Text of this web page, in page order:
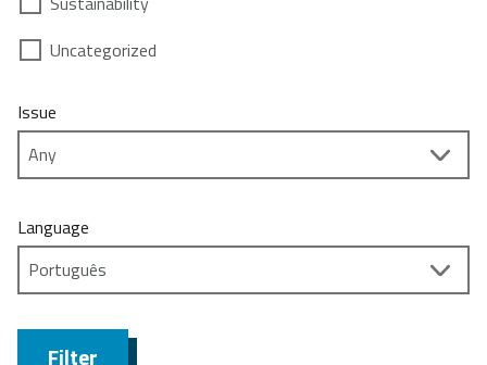
Uncategorized
Issue
Language
Filter